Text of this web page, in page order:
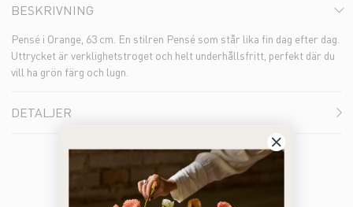
BESKRIVNING
Pensé i Orange, 63 cm. En stilren Pensé som står lika fin dag efter dag.
Uttrycket är verklighetstroget och helt underhållsfritt, perfekt där du
vill ha grön färg och lugn.
DETALJER